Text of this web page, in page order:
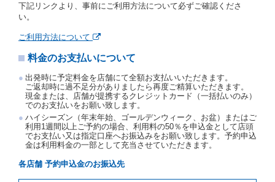
約申込金を返還するものとします。
渡契約が締結されなかったときは、予約は取り消され
たものとします。この場合、当社は受領済の予約申込
金を返還するものとします。
第５条（代替レンタカー）
当社は、借受人から予約のあった車種クラスのレンタ
カーを貸し渡すことができないときは、予約と異なる
車種クラスのレンタカー（以下「代替レンタカー」と
いいます。）の貸渡しを申し入れることができるもの
とします。
クラスを除き予約時と同一の借受条件でレンタカー提
下記リンクより、事前にご利用方法について必ずご確認くださ
い。
ご利用方法について
料金のお支払いについて
出発時に予定料金を店舗にて全額お支払いいただきます。
ご返却時に過不足分がありましたら再度ご精算いただきます。
現金または、店舗が提携するクレジットカード（一括払いのみ）
でのお支払いをお願い致します。
ハイシーズン（年末年始、ゴールデンウィーク、お盆）またはご
利用1週間以上ご予約の場合、利用料の50％を申込金として店頭
でお支払い又は指定口座へお振込みをお願い致します。予約申込
金は利用料金の一部として充当させていただきます。
各店舗 予約申込金のお振込先